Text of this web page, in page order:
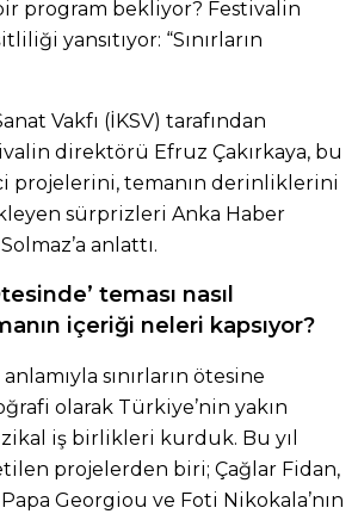
program bekliyor? Festivalin
yansıtıyor: “Sınırların
Vakfı (İKSV) tarafından
direktörü Efruz Çakırkaya, bu
projelerini, temanın derinliklerini
sürprizleri Anka Haber
anlattı.
teması nasıl
içeriği neleri kapsıyor?
sınırların ötesine
olarak Türkiye’nin yakın
iş birlikleri kurduk. Bu yıl
projelerden biri; Çağlar Fidan,
Georgiou ve Foti Nikokala’nın